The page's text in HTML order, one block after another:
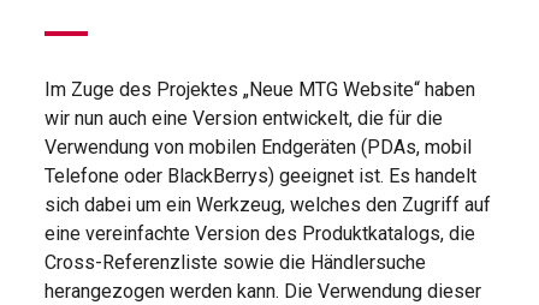
Im Zuge des Projektes „Neue MTG Website“ haben
wir nun auch eine Version entwickelt, die für die
Verwendung von mobilen Endgeräten (PDAs, mobil
Telefone oder BlackBerrys) geeignet ist. Es handelt
sich dabei um ein Werkzeug, welches den Zugriff auf
eine vereinfachte Version des Produktkatalogs, die
Cross-Referenzliste sowie die Händlersuche
herangezogen werden kann. Die Verwendung dieser